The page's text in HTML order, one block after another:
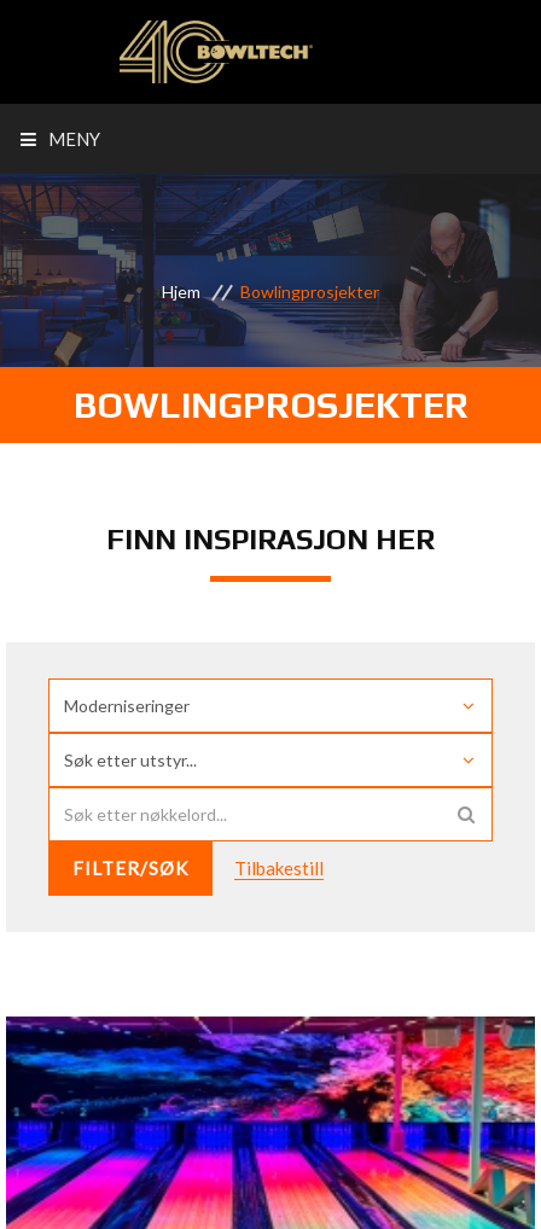
MENY
Hjem Bowlingprosjekter
BOWLINGPROSJEKTER
FINN INSPIRASJON HER
FILTER/SØK Tilbakestill